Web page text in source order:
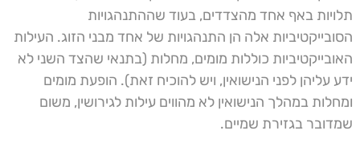
תלויות באף אחד מהצדדים, בעוד שההתנהגויות
הסובייקטיביות אלה הן התנהגויות של אחד מבני הזוג. העילות
האובייקטיביות כוללות מומים, מחלות (בתנאי שהצד השני לא
ידע עליהן לפני הנישואין, ויש להוכיח זאת). הופעת מומים
ומחלות במהלך הנישואין לא מהווים עילות לגירושין, משום
שמדובר בגזירת שמיים.